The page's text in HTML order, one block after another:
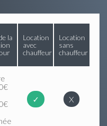
la
Location
avec
chauffeur
Location
sans
chauffeur
✓ X